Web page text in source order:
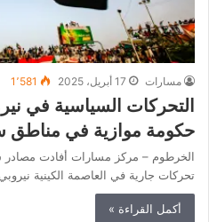
مسارات 17 أبريل، 2025 1٬581
التحركات السياسية في
حكومة موازية في مناطق
الخرطوم – مركز مسارات أفادت مصادر
تحركات جارية في العاصمة الكينية
أكمل القراءة »